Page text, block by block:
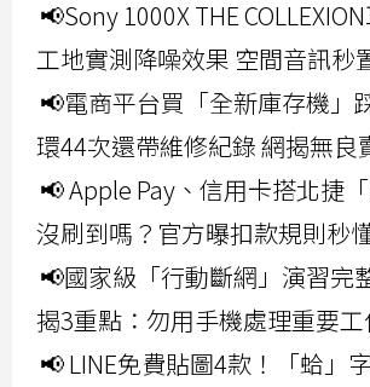
📢Sony 1000X THE
工地實測降噪效果 空間音訊秒
📢電商平台買「全新庫存機」
環44次還帶維修紀錄 網揭無良
📢 Apple Pay、信用卡搭北捷
沒刷到嗎？官方曝扣款規則秒
📢國家級「行動斷網」演習完
揭3重點：勿用手機處理重要
📢 LINE免費貼圖4款！「蛤」